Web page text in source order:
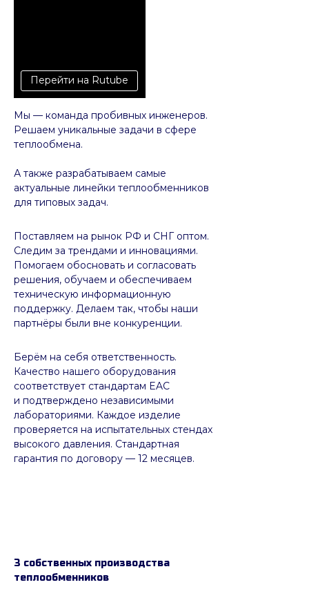
Мы — команда пробивных инженеров.
Решаем уникальные задачи в сфере
теплообмена.
А также разрабатываем самые
актуальные линейки теплообменников
для типовых задач.
Берём на себя ответственность.
Качество нашего оборудования
соответствует стандартам EAC
и подтверждено независимыми
лабораториями. Каждое изделие
проверяется на испытательных стендах
высокого давления. Стандартная
гарантия по договору — 12 месяцев.
Поставляем на рынок РФ и СНГ оптом.
Следим за трендами и инновациями.
Помогаем обосновать и согласовать
решения, обучаем и обеспечиваем
техническую информационную
поддержку. Делаем так, чтобы наши
партнёры были вне конкуренции.
Перейти на Rutube
3 собственных производства
теплообменников